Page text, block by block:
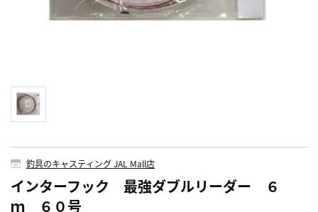
釣具のキャスティング JAL Mall店
インターフック 最強ダブルリーダー ６
ｍ ６０号